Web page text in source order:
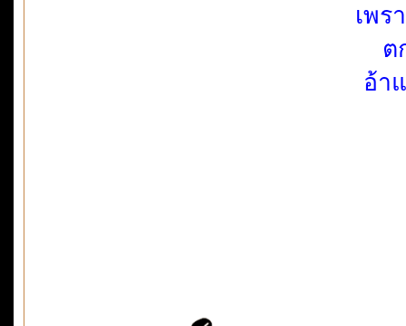
เพร
ต
อ้า